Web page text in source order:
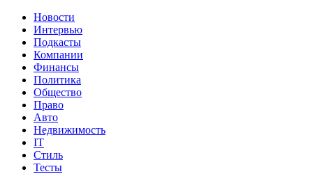
Новости
Интервью
Подкасты
Компании
Финансы
Политика
Общество
Право
Авто
Недвижимость
IT
Стиль
Тесты